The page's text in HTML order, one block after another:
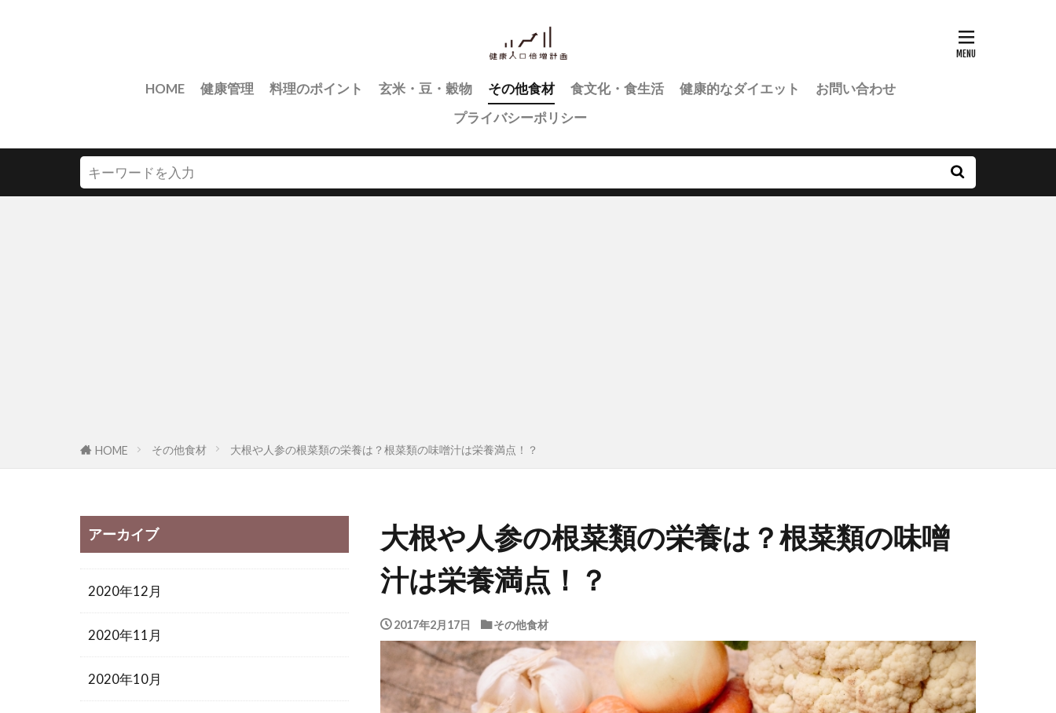
HOME 健康管理 料理のポイント 玄米・豆・穀物 その他食材 食文化・食生活 健康的なダイエット
お問い合わせ
プライバシーポリシー
HOME その他食材 大根や人参の根菜類の栄養は？根菜類の味噌汁は栄養満点！？
大根や人参の根菜類の栄養は？根菜類の味噌
汁は栄養満点！？
2017年2月17日 その他食材
アーカイブ
2020年12月
2020年11月
2020年10月